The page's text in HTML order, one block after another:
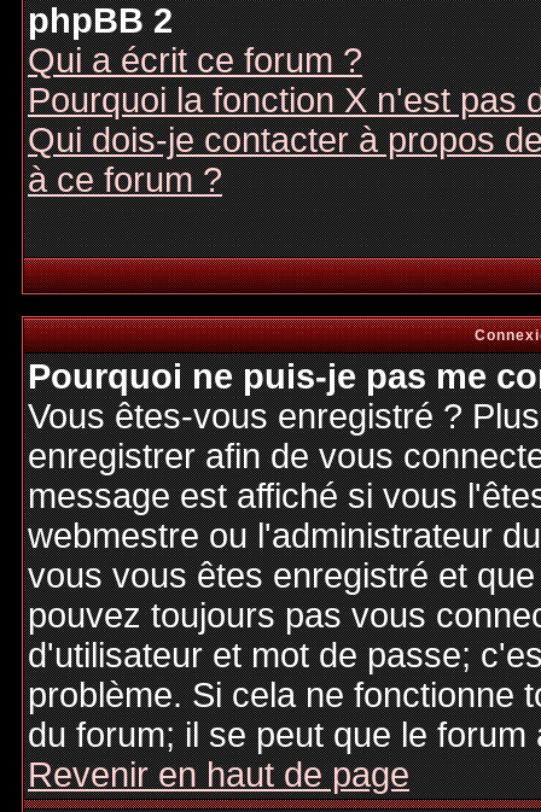
phpBB 2
Qui a écrit ce forum ?
Pourquoi la fonction X n'est pas
Qui dois-je contacter à propos
à ce forum ?
Pourquoi ne puis-je pas me
Vous êtes-vous enregistré ?
enregistrer afin de vous
message est affiché si vous
webmestre ou l'administrateur
vous vous êtes enregistré et
pouvez toujours pas vous
d'utilisateur et mot de passe;
problème. Si cela ne fonctionne
du forum; il se peut que le
Revenir en haut de page